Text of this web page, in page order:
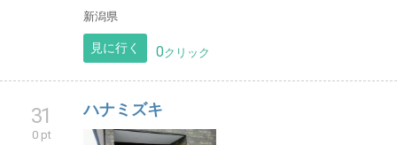
新潟県
見に行く 0クリック
31
0 pt
ハナミズキ